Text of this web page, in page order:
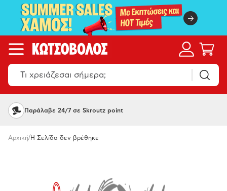
Παράλαβε 24/7 σε Skroutz point
Αρχική/Η Σελίδα δεν βρέθηκε